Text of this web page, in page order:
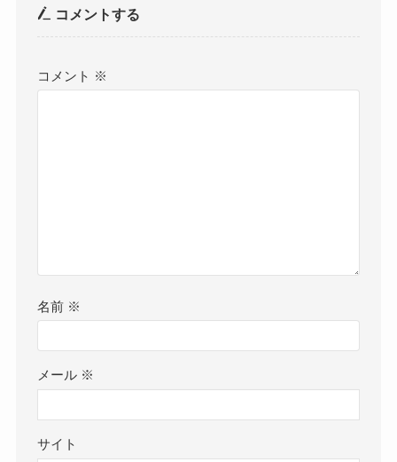
コメントする
コメント ※
名前 ※
メール ※
サイト